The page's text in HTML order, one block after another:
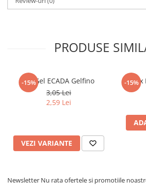
PRODUSE
-15%
Pix Gel ECADA Gelfino
3,05 Lei
2,59 Lei
VEZI VARIANTE
-15%Pix
Newsletter Nu rata ofertele si promotiile